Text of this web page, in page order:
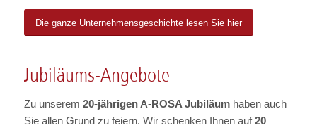
Die ganze Unternehmensgeschichte lesen Sie hier
Jubiläums-Angebote
Zu unserem 20-jährigen A‑ROSA Jubiläumhaben auch
Sie allen Grund zu feiern. Wir schenken Ihnen auf20